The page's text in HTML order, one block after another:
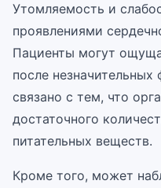
Утомляемость и
проявлениями
Пациенты могут
после
связано с тем, что
достаточного
питательных веществ.
Кроме того, может